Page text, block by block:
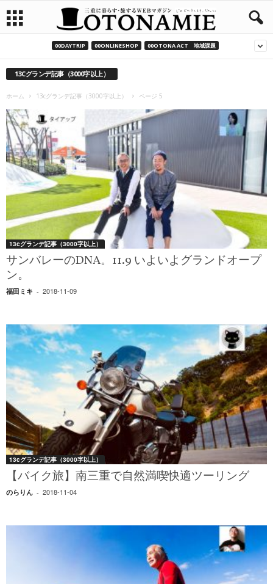
00DAYTRIP 00ONLINESHOP 00OTONA ACT 地域課題
13Cグランデ記事（3000字以上）
ホーム 13cグランデ記事（3000字以上） ページ 5
13cグランデ記事（3000字以上）
サンバレーのDNA。11.9 いよいよグランドオープ
ン。
福田ミキ - 2018-11-09
13cグランデ記事（3000字以上）
【バイク旅】南三重で自然満喫快適ツーリング
のらりん - 2018-11-04